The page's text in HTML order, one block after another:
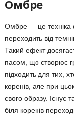
Омбре
Омбре — це техніка
переходить від
Такий ефект
пасом, що створює
підходить для тих,
коренів, але при
свого образу. Існує
біля коренів